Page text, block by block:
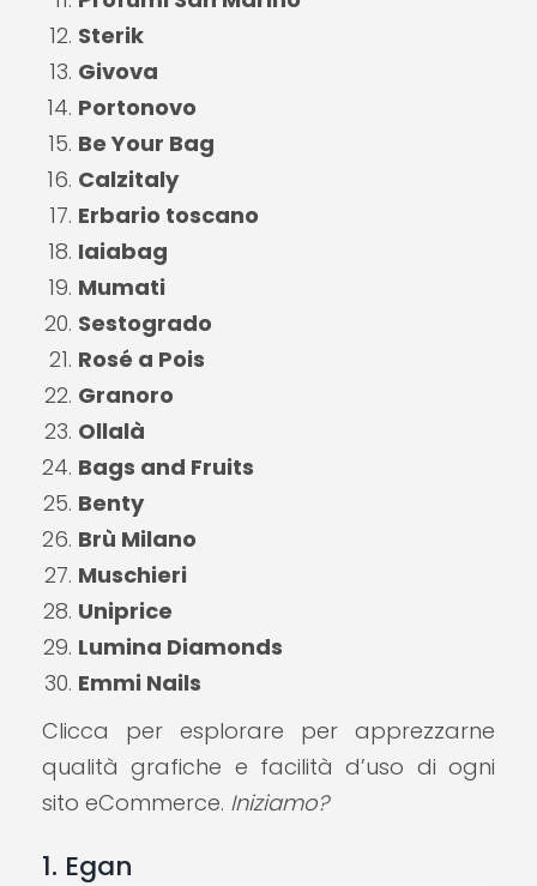
Sterik
Givova
Portonovo
Be Your Bag
Calzitaly
Erbario toscano
Iaiabag
Mumati
Sestogrado
Rosé a Pois
Granoro
Ollalà
Bags and Fruits
Benty
Brù Milano
Muschieri
Uniprice
Lumina Diamonds
Emmi Nails
Clicca per esplorare per apprezzarne
qualità grafiche e facilità d’uso di ogni
sito eCommerce. Iniziamo?
1. Egan